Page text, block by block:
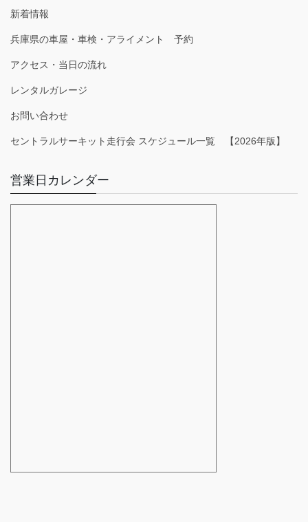
新着情報
兵庫県の車屋・車検・アライメント 予約
アクセス・当日の流れ
レンタルガレージ
お問い合わせ
セントラルサーキット走行会 スケジュール一覧 【2026年版】
営業日カレンダー